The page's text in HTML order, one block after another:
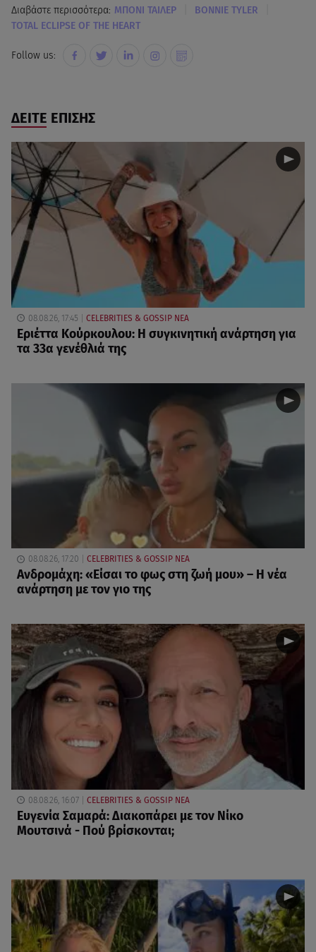
Διαβάστε περισσότερα: ΜΠΟΝΙ ΤΑΙΛΕΡ BONNIE TYLER
TOTAL ECLIPSE OF THE HEART
Follow us:
ΔΕΙΤΕ ΕΠΙΣΗΣ
08.08.26, 17:45 CELEBRITIES & GOSSIP ΝΕΑ
Εριέττα Κούρκουλου: Η συγκινητική ανάρτηση για
τα 33α γενέθλιά της
08.08.26, 17:20 CELEBRITIES & GOSSIP ΝΕΑ
Ανδρομάχη: «Είσαι το φως στη ζωή μου» – Η νέα
ανάρτηση με τον γιο της
08.08.26, 16:07 CELEBRITIES & GOSSIP ΝΕΑ
Ευγενία Σαμαρά: Διακοπάρει με τον Νίκο
Μουτσινά - Πού βρίσκονται;